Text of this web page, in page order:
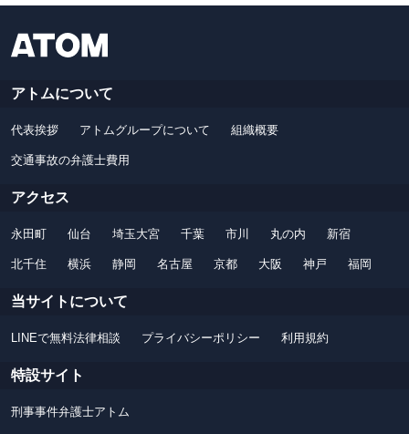
アトムについて
代表挨拶 アトムグループについて 組織概要
交通事故の弁護士費用
アクセス
永田町 仙台 埼玉大宮 千葉 市川 丸の内 新宿
北千住 横浜 静岡 名古屋 京都 大阪 神戸 福岡
当サイトについて
LINEで無料法律相談 プライバシーポリシー 利用規約
特設サイト
刑事事件弁護士アトム